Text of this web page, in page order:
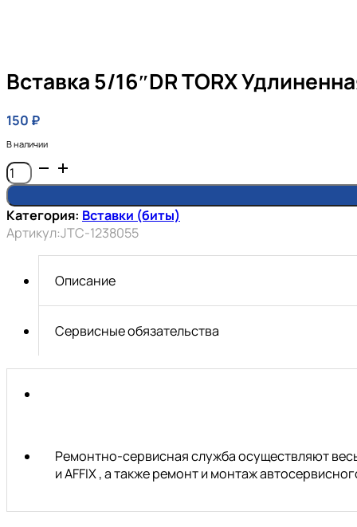
Вставка 5/16″DR TORX
150 ₽
В наличии
Количество
товара
Вставка
5/16"DR
TORX
удлиненная
Т55х80мм
JTC
Категория: Вставки (биты)
Артикул:JTC-1238055
Описание
Сервисные обязательства
Ремонтно-сервисная служба осуществляют
и AFFIX , а также ремонт и монтаж